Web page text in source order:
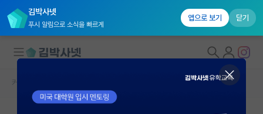
김박사넷
푸시 알림으로 소식을 빠르게
앱으로 보기 닫기
대학원생 모집
커뮤니티 홈